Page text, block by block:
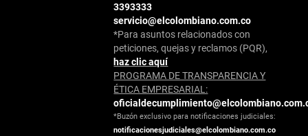
3393333
servicio@elcolombiano.com.co
*Para asuntos relacionados con
peticiones, quejas y reclamos (PQR),
haz clic aquí
PROGRAMA DE TRANSPARENCIA Y
ÉTICA EMPRESARIAL:
*Buzón exclusivo para notificaciones judiciales:
notificacionesjudiciales@elcolombiano.com.co